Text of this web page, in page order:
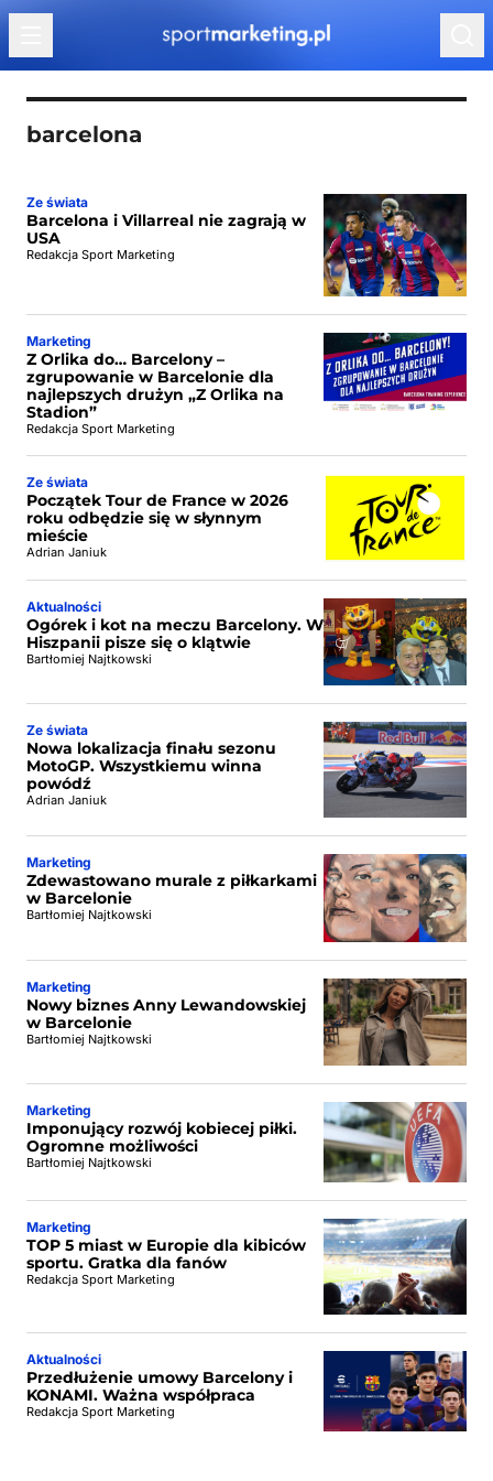
Przejdź do treści
barcelona
Ze świata
Barcelona i Villarreal nie zagrają w
USA
Redakcja Sport Marketing
Marketing
Z Orlika do… Barcelony –
zgrupowanie w Barcelonie dla
najlepszych drużyn „Z Orlika na
Stadion”
Redakcja Sport Marketing
Ze świata
Początek Tour de France w 2026
roku odbędzie się w słynnym
mieście
Adrian Janiuk
Aktualności
Ogórek i kot na meczu Barcelony. W
Hiszpanii pisze się o klątwie
Bartłomiej Najtkowski
Ze świata
Nowa lokalizacja finału sezonu
MotoGP. Wszystkiemu winna
powódź
Adrian Janiuk
Marketing
Zdewastowano murale z piłkarkami
w Barcelonie
Bartłomiej Najtkowski
Marketing
Nowy biznes Anny Lewandowskiej
w Barcelonie
Bartłomiej Najtkowski
Marketing
Imponujący rozwój kobiecej piłki.
Ogromne możliwości
Bartłomiej Najtkowski
Marketing
TOP 5 miast w Europie dla kibiców
sportu. Gratka dla fanów
Redakcja Sport Marketing
Aktualności
Przedłużenie umowy Barcelony i
KONAMI. Ważna współpraca
Redakcja Sport Marketing